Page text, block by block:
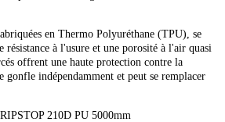
en Thermo Polyuréthane (TPU), se
résistance à l'usure et une porosité à l'air quasi
offrent une haute protection contre la
gonfle indépendamment et peut se remplacer
210D PU 5000mm